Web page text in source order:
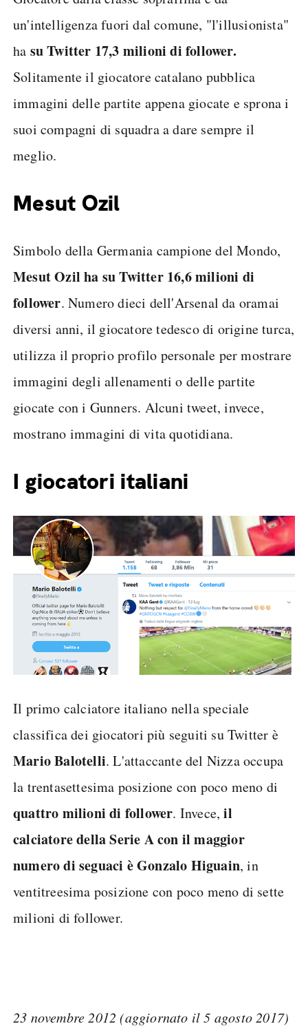
un'intelligenza fuori dal comune, "l'illusionista"
ha su Twitter 17,3 milioni di follower.
Solitamente il giocatore catalano pubblica
immagini delle partite appena giocate e sprona i
suoi compagni di squadra a dare sempre il
meglio.
Mesut Ozil
Simbolo della Germania campione del Mondo,
Mesut Ozil ha su Twitter 16,6 milioni di
follower. Numero dieci dell'Arsenal da oramai
diversi anni, il giocatore tedesco di origine turca,
utilizza il proprio profilo personale per mostrare
immagini degli allenamenti o delle partite
giocate con i Gunners. Alcuni tweet, invece,
mostrano immagini di vita quotidiana.
I giocatori italiani
Il primo calciatore italiano nella speciale
classifica dei giocatori più seguiti su Twitter è
Mario Balotelli. L'attaccante del Nizza occupa
la trentasettesima posizione con poco meno di
quattro milioni di follower. Invece, il
calciatore della Serie A con il maggior
numero di seguaci è Gonzalo Higuain, in
ventitreesima posizione con poco meno di sette
milioni di follower.
23 novembre 2012 (aggiornato il 5 agosto 2017)